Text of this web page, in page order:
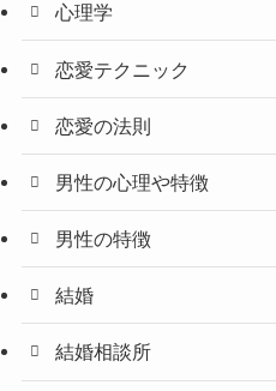
心理学
恋愛テクニック
恋愛の法則
男性の心理や特徴
男性の特徴
結婚
結婚相談所